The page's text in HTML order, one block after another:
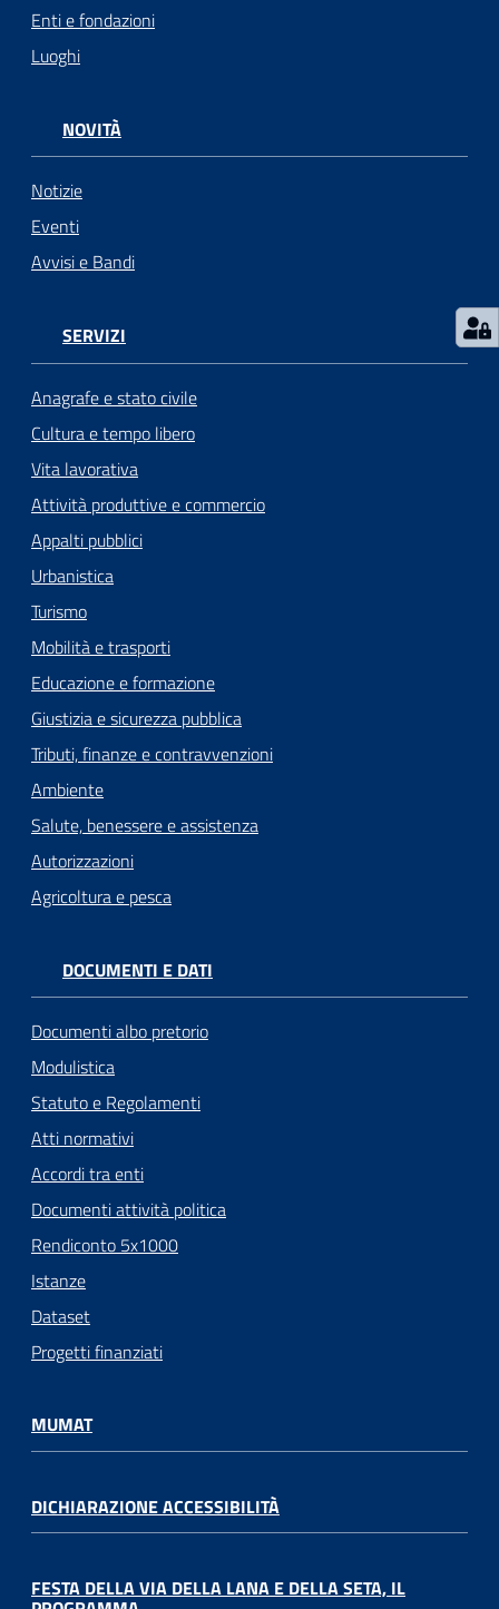
Enti e fondazioni
Luoghi
NOVITÀ
Notizie
Eventi
Avvisi e Bandi
SERVIZI
Anagrafe e stato civile
Cultura e tempo libero
Vita lavorativa
Attività produttive e commercio
Appalti pubblici
Urbanistica
Turismo
Mobilità e trasporti
Educazione e formazione
Giustizia e sicurezza pubblica
Tributi, finanze e contravvenzioni
Ambiente
Salute, benessere e assistenza
Autorizzazioni
Agricoltura e pesca
DOCUMENTI E DATI
Documenti albo pretorio
Modulistica
Statuto e Regolamenti
Atti normativi
Accordi tra enti
Documenti attività politica
Rendiconto 5x1000
Istanze
Dataset
Progetti finanziati
MUMAT
DICHIARAZIONE ACCESSIBILITÀ
FESTA DELLA VIA DELLA LANA E DELLA SETA, IL